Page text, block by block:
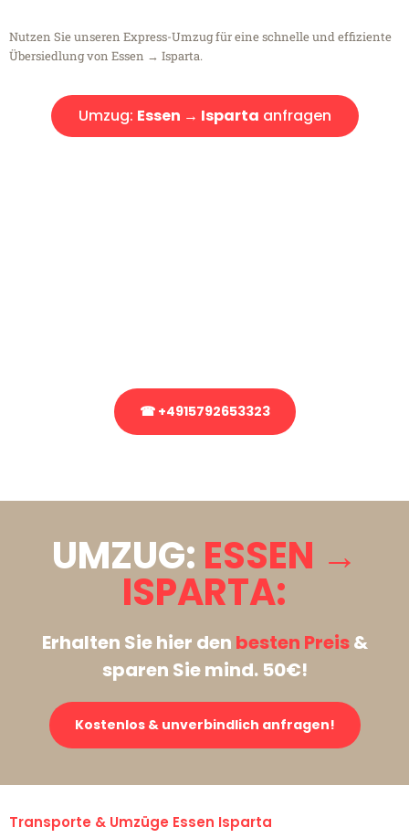
Nutzen Sie unseren Express-Umzug für eine schnelle und effiziente
Übersiedlung von Essen → Isparta.
Umzug: Essen → Isparta anfragen
☎ +4915792653323
UMZUG: ESSEN →
ISPARTA:
Erhalten Sie hier den besten Preis&
sparen Sie mind. 50€!
Kostenlos & unverbindlich anfragen!
Transporte & Umzüge Essen Isparta